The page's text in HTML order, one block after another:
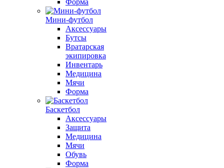
Форма
Мини-футбол
Аксессуары
Бутсы
Вратарская
экипировка
Инвентарь
Медицина
Мячи
Форма
Баскетбол
Аксессуары
Защита
Медицина
Мячи
Обувь
Форма